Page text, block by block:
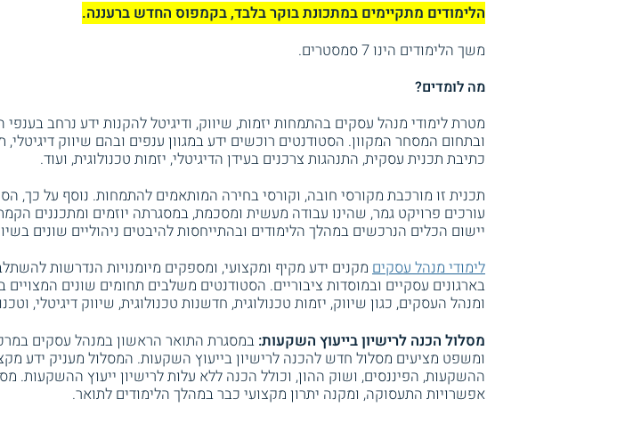
הלימודים מתקיימים במתכונת בוקר בלבד, בקמפוס החדש ברעננה.
משך הלימודים הינו 7 סמסטרים.
מה לומדים?
מטרת לימודי מנהל עסקים בהתמחות יזמות, שיווק, ודיגיטל להקנות ידע נרחב בענפי
ובתחום המסחר המקוון. הסטודנטים רוכשים ידע במגוון ענפים ובהם שיווק
כתיבת תכנית עסקית, התנהגות צרכנים בעידן הדיגיטלי, יזמות טכנולוגית, ועוד.
תכנית זו מורכבת מקורסי חובה, וקורסי בחירה המותאמים להתמחות. נוסף על כך,
עורכים פרויקט גמר, שהינו עבודה מעשית ומסכמת, במסגרתה יוזמים ומתכננים
יישום הכלים הנרכשים במהלך הלימודים ובהתייחסות להיבטים ניהוליים שונים
לימודי מנהל עסקים מקנים ידע מקיף ומקצועי, ומספקים מיומנויות הנדרשות
בארגונים עסקיים ובמוסדות ציבוריים. הסטודנטים משלבים תחומים שונים
ומנהל העסקים, כגון שיווק, יזמות טכנולוגית, חדשנות טכנולוגית, שיווק דיגיטלי,
מסלול הכנה לרישיון בייעוץ השקעות: במסגרת התואר הראשון במנהל עסקים
ומשפט מציעים מסלול חדש להכנה לרישיון בייעוץ השקעות. המסלול מעניק ידע
ההשקעות, הפיננסים, ושוק ההון, וכולל הכנה ללא עלות לרישיון ייעוץ ההשקעות.
אפשרויות התעסוקה, ומקנה יתרון מקצועי כבר במהלך הלימודים לתואר.